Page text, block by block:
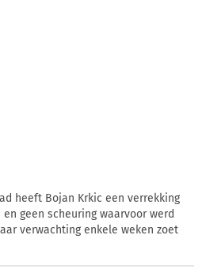
heeft Bojan Krkic een verrekking
geen scheuring waarvoor werd
verwachting enkele weken zoet